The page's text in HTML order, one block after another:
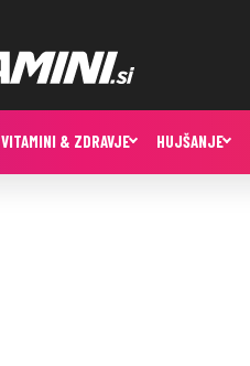
VITAMINI & ZDRAVJE HUJŠANJE